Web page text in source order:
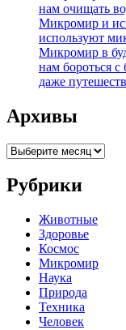
нам очищать
Микромир и
используют
Микромир в
нам бороться с
даже
Архивы
Архивы
Рубрики
Животные
Здоровье
Космос
Микромир
Наука
Природа
Техника
Человек